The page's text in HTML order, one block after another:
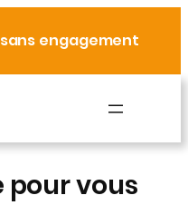
engagement
pour vous